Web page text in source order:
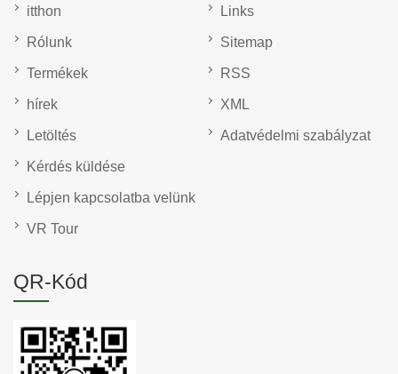
itthon
Rólunk
Termékek
hírek
Letöltés
Kérdés küldése
Lépjen kapcsolatba velünk
VR Tour
Links
Sitemap
RSS
XML
Adatvédelmi szabályzat
QR-Kód